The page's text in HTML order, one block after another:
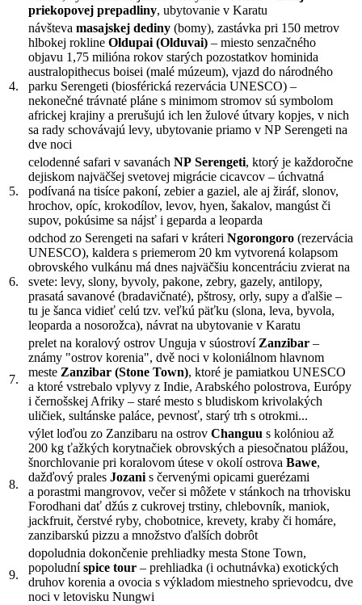
priekopovej prepadliny, ubytovanie v Karatu
4.
návšteva masajskej dediny (bomy), zastávka pri 150 metrov
hlbokej rokline Oldupai (Olduvai) – miesto senzačného
objavu 1,75 milióna rokov starých pozostatkov hominida
australopithecus boisei (malé múzeum), vjazd do národného
parku Serengeti (biosférická rezervácia UNESCO) –
nekonečné trávnaté pláne s minimom stromov sú symbolom
africkej krajiny a prerušujú ich len žulové útvary kopjes, v nich
sa rady schovávajú levy, ubytovanie priamo v NP Serengeti na
dve noci
5.
celodenné safari v savanách NP Serengeti, ktorý je každoročne
dejiskom najväčšej svetovej migrácie cicavcov – úchvatná
podívaná na tisíce pakoní, zebier a gaziel, ale aj žiráf, slonov,
hrochov, opíc, krokodílov, levov, hyen, šakalov, mangúst či
supov, pokúsime sa nájsť i geparda a leoparda
6.
odchod zo Serengeti na safari v kráteri Ngorongoro (rezervácia
UNESCO), kaldera s priemerom 20 km vytvorená kolapsom
obrovského vulkánu má dnes najväčšiu koncentráciu zvierat na
svete: levy, slony, byvoly, pakone, zebry, gazely, antilopy,
prasatá savanové (bradavičnaté), pštrosy, orly, supy a ďalšie –
tu je šanca vidieť celú tzv. veľkú päťku (slona, leva, byvola,
leoparda a nosorožca), návrat na ubytovanie v Karatu
7.
prelet na koralový ostrov Unguja v súostroví Zanzibar –
známy "ostrov korenia", dvě noci v koloniálnom hlavnom
meste Zanzibar (Stone Town), ktoré je pamiatkou UNESCO
a ktoré vstrebalo vplyvy z Indie, Arabského polostrova, Európy
i černošskej Afriky – staré mesto s bludiskom krivolakých
uličiek, sultánske paláce, pevnosť, starý trh s otrokmi...
8.
výlet loďou zo Zanzibaru na ostrov Changuu s kolóniou až
200 kg ťažkých korytnačiek obrovských a piesočnatou plážou,
šnorchlovanie pri koralovom útese v okolí ostrova Bawe,
dažďový prales Jozani s červenými opicami guerézami
a porastmi mangrovov, večer si môžete v stánkoch na trhovisku
Forodhani dať džús z cukrovej trstiny, chlebovník, maniok,
jackfruit, čerstvé ryby, chobotnice, krevety, kraby či homáre,
zanzibarskú pizzu a množstvo ďalších dobrôt
9.
dopoludnia dokončenie prehliadky mesta Stone Town,
popoludníspice tour – prehliadka (i ochutnávka) exotických
druhov korenia a ovocia s výkladom miestneho sprievodcu, dve
noci v letovisku Nungwi